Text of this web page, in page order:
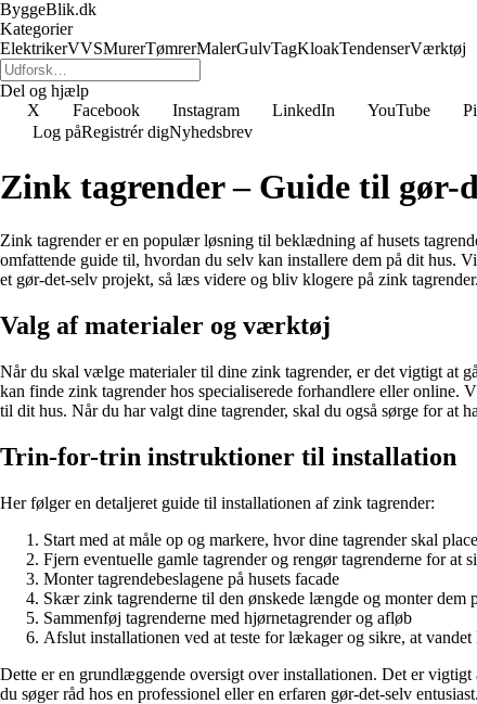
ByggeBlik.dk
Kategorier
ElektrikerVVSMurerTømrerMalerGulvTagKloakTendenserVærktøj
Del og hjælp
X
Facebook Instagram LinkedIn YouTube
Log påRegistrér digNyhedsbrev
Zink tagrender – Guide til gør-
Zink tagrender er en populær løsning til beklædning af husets
omfattende guide til, hvordan du selv kan installere dem på dit
et gør-det-selv projekt, så læs videre og bliv klogere på zink tagrender.
Valg af materialer og værktøj
Når du skal vælge materialer til dine zink tagrender, er det vigtigt at
kan finde zink tagrender hos specialiserede forhandlere eller
til dit hus. Når du har valgt dine tagrender, skal du også sørge for at
Trin-for-trin instruktioner til installation
Her følger en detaljeret guide til installationen af zink tagrender:
Start med at måle op og markere, hvor dine tagrender skal
Fjern eventuelle gamle tagrender og rengør tagrenderne for at
Monter tagrendebeslagene på husets facade
Skær zink tagrenderne til den ønskede længde og monter dem
Sammenføj tagrenderne med hjørnetagrender og afløb
Afslut installationen ved at teste for lækager og sikre, at
Dette er en grundlæggende oversigt over installationen. Det er
du søger råd hos en professionel eller en erfaren gør-det-selv entusiast.